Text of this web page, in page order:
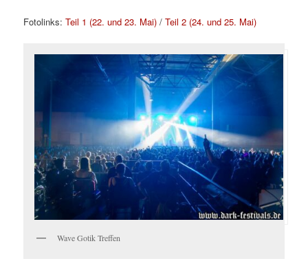
Fotolinks:Teil 1 (22. und 23. Mai) /Teil 2 (24. und 25. Mai)
Wave Gotik Treffen